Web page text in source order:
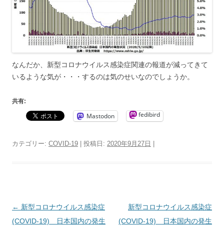
なんだか、新型コロナウイルス感染症関連の報道が減ってきて
いるような気が・・・するのは気のせいなのでしょうか。
共有:
Mastodon fedibird
カテゴリー: COVID-19 | 投稿日: 2020年9月27日
投
稿
← 新型コロナウイルス感染症
(COVID-19) 日本国内の発生
新型コロナウイルス感染症
(COVID-19) 日本国内の発生